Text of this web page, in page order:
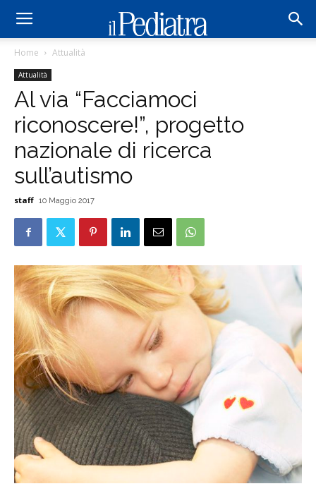
Home Attualità
Attualità
Al via “Facciamoci
riconoscere!”, progetto
nazionale di ricerca
sull’autismo
staff 10 Maggio 2017